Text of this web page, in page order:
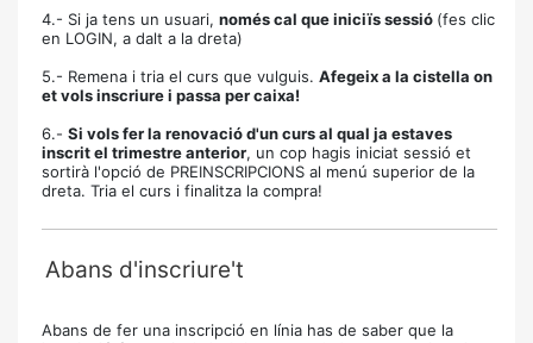
4.- Si ja tens un usuari, només cal que iniciïs sessió (fes clic
en LOGIN, a dalt a la dreta)
5.- Remena i tria el curs que vulguis. Afegeix a la cistella on
et vols inscriure i passa per caixa!
6.- Si vols fer la renovació d'un curs al qual ja estaves
inscrit el trimestre anterior, un cop hagis iniciat sessió et
sortirà l'opció de PREINSCRIPCIONS al menú superior de la
dreta. Tria el curs i finalitza la compra!
Abans d'inscriure't
Abans de fer una inscripció en línia has de saber que la